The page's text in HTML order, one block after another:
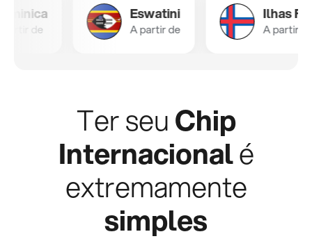
Eswatini
A partir de
Ilhas Faroé
A partir de
Ter seuChip
Internacionalé
extremamente
simples